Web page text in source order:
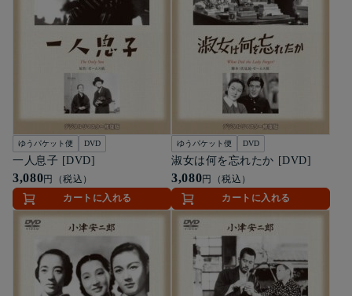
ゆうパケット便 DVD
一人息子 [DVD]
3,080円（税込）
カートに入れる
ゆうパケット便 DVD
淑女は何を忘れたか [DVD]
3,080円（税込）
カートに入れる